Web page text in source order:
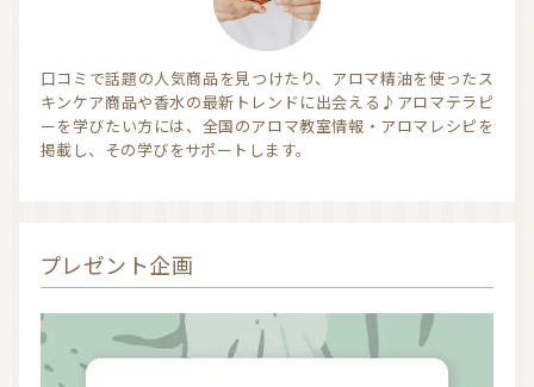
口コミで話題の人気商品を見つけたり、アロマ精油を使ったス
キンケア商品や香水の最新トレンドに出会える♪アロマテラピ
ーを学びたい方には、全国のアロマ教室情報・アロマレシピを
掲載し、その学びをサポートします。
プレゼント企画